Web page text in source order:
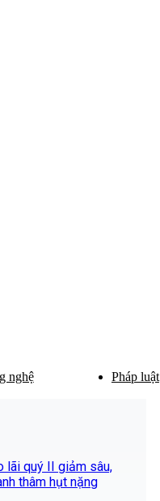
nghệ Pháp luật
lãi quý II giảm sâu,
thâm hụt nặng